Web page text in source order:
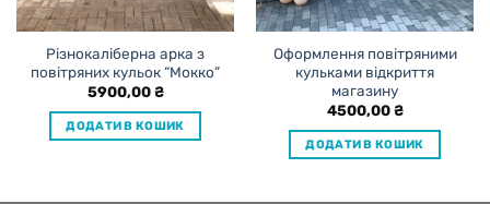
Різнокаліберна арка з
повітряних кульок “Мокко”
5900,00₴
ДОДАТИ В КОШИК
Оформлення повітряними
кульками відкриття
магазину
4500,00₴
ДОДАТИ В КОШИК